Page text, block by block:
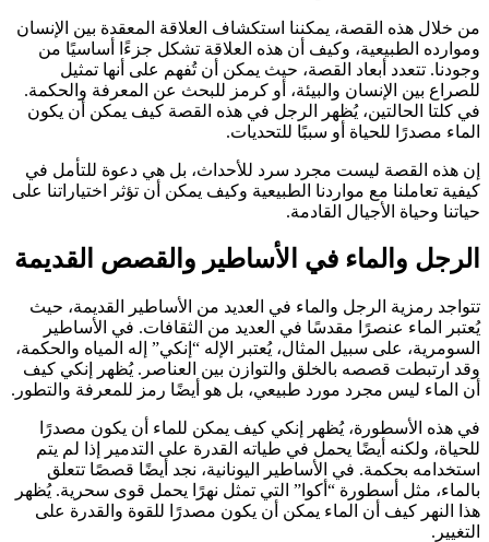
من خلال هذه القصة، يمكننا استكشاف العلاقة المعقدة بين الإنسان
وموارده الطبيعية، وكيف أن هذه العلاقة تشكل جزءًا أساسيًا من
وجودنا. تتعدد أبعاد القصة، حيث يمكن أن تُفهم على أنها تمثيل
للصراع بين الإنسان والبيئة، أو كرمز للبحث عن المعرفة والحكمة.
في كلتا الحالتين، يُظهر الرجل في هذه القصة كيف يمكن أن يكون
الماء مصدرًا للحياة أو سببًا للتحديات.
إن هذه القصة ليست مجرد سرد للأحداث، بل هي دعوة للتأمل في
كيفية تعاملنا مع مواردنا الطبيعية وكيف يمكن أن تؤثر اختياراتنا على
حياتنا وحياة الأجيال القادمة.
الرجل والماء في الأساطير والقصص القديمة
تتواجد رمزية الرجل والماء في العديد من الأساطير القديمة، حيث
يُعتبر الماء عنصرًا مقدسًا في العديد من الثقافات. في الأساطير
السومرية، على سبيل المثال، يُعتبر الإله “إنكي” إله المياه والحكمة،
وقد ارتبطت قصصه بالخلق والتوازن بين العناصر. يُظهر إنكي كيف
أن الماء ليس مجرد مورد طبيعي، بل هو أيضًا رمز للمعرفة والتطور.
في هذه الأسطورة، يُظهر إنكي كيف يمكن للماء أن يكون مصدرًا
للحياة، ولكنه أيضًا يحمل في طياته القدرة على التدمير إذا لم يتم
استخدامه بحكمة. في الأساطير اليونانية، نجد أيضًا قصصًا تتعلق
بالماء، مثل أسطورة “أكوا” التي تمثل نهرًا يحمل قوى سحرية. يُظهر
هذا النهر كيف أن الماء يمكن أن يكون مصدرًا للقوة والقدرة على
التغيير.